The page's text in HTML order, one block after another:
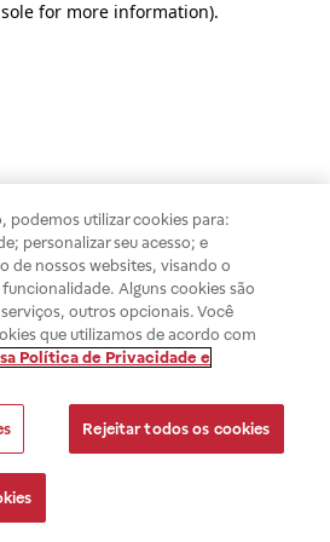
for more information).
podemos utilizar cookies para:
personalizar seu acesso; e
de nossos websites, visando o
Alguns cookies são
outros opcionais. Você
que utilizamos de acordo com
Política de Privacidade e
Rejeitar todos os cookies